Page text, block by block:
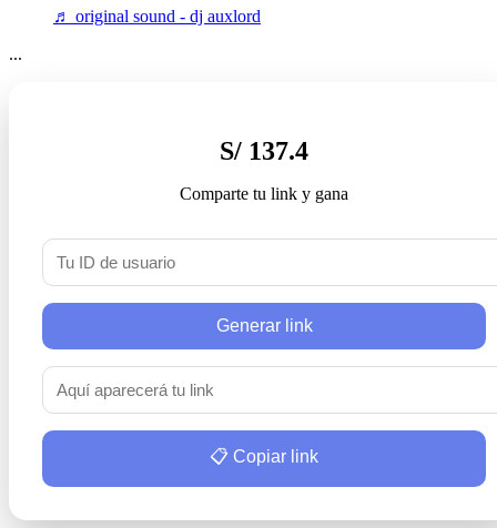
♬ original sound - dj auxlord
...
S/ 137.4
Comparte tu link y gana
Generar link
📋 Copiar link